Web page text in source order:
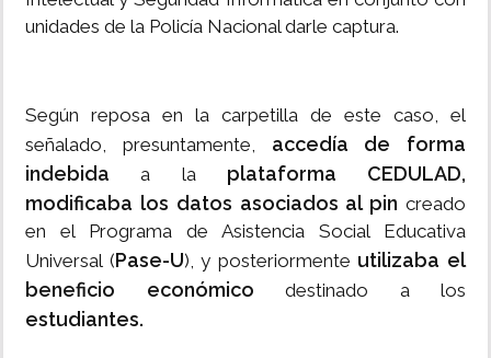
unidades de la Policía Nacional darle captura.
Según reposa en la carpetilla de este caso, el
señalado, presuntamente, accedía de forma
indebida a laplataforma CEDULAD,
modificaba los datos asociados al pincreado
en el Programa de Asistencia Social Educativa
Universal (Pase-U), y posteriormente utilizaba el
beneficio económico destinado a los
estudiantes.